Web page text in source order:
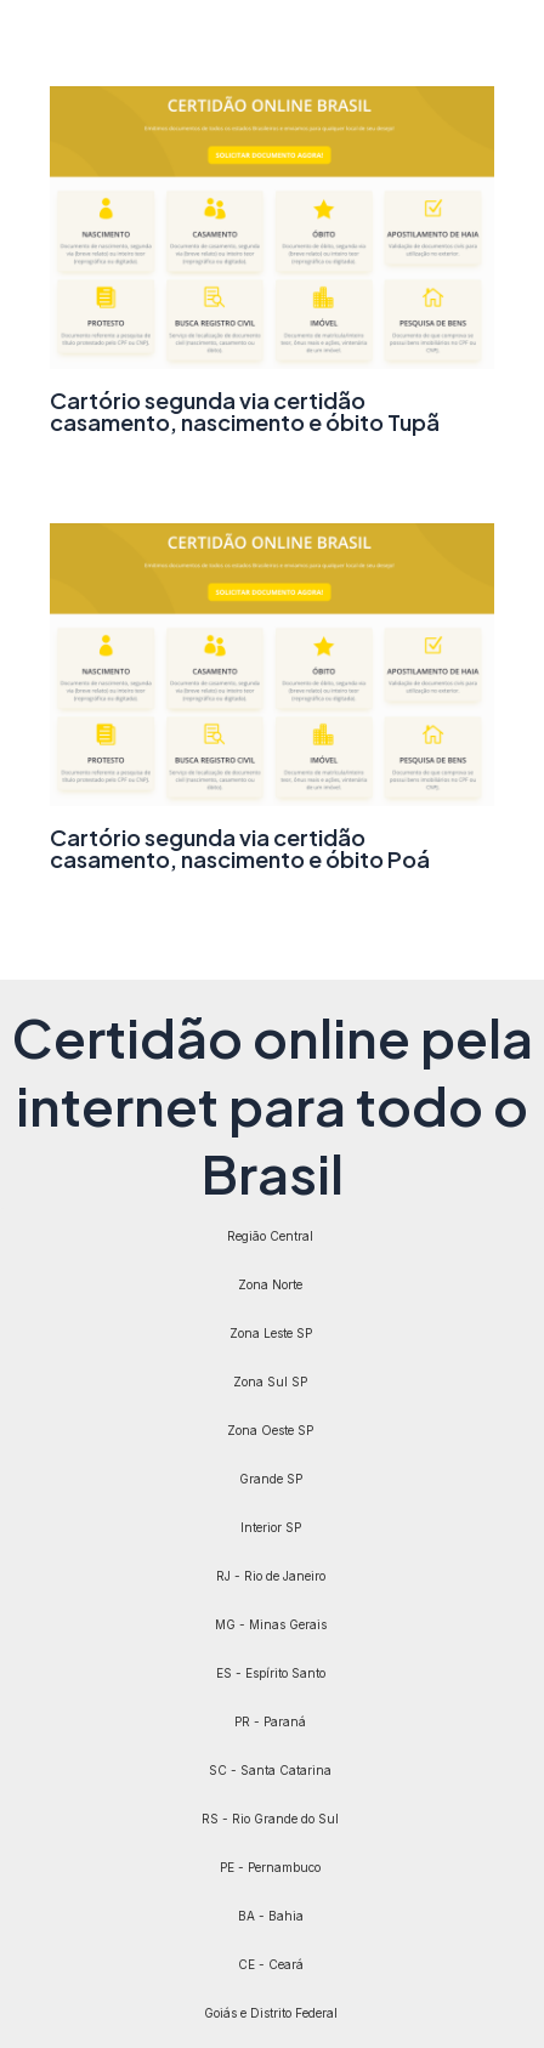
Cartório segunda via certidão
casamento, nascimento e óbito Tupã
Cartório segunda via certidão
casamento, nascimento e óbito Poá
Certidão online pela
internet para todo o
Brasil
Região Central
Zona Norte
Zona Leste SP
Zona Sul SP
Zona Oeste SP
Grande SP
Interior SP
RJ - Rio de Janeiro
MG - Minas Gerais
ES - Espírito Santo
PR - Paraná
SC - Santa Catarina
RS - Rio Grande do Sul
PE - Pernambuco
BA - Bahia
CE - Ceará
Goiás e Distrito Federal